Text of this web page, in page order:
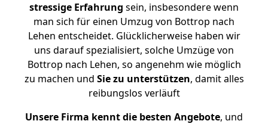
stressige Erfahrung sein, insbesondere wenn
man sich für einen Umzug von Bottrop nach
Lehen entscheidet. Glücklicherweise haben wir
uns darauf spezialisiert, solche Umzüge von
Bottrop nach Lehen, so angenehm wie möglich
zu machen und Sie zu unterstützen, damit alles
reibungslos verläuft
Unsere Firma kennt die besten Angebote, und